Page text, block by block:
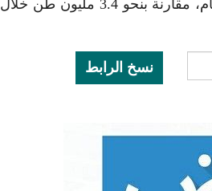
وبحسب بيانات رسمية، ارتفعت واردات القمح إلى نحو 5.8 مليون طن منذ بداية العام، مقارنة بنحو 3.4 مليون طن خلال
نسخ الرابط